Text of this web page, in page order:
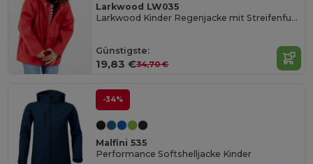
Larkwood LW035
Larkwood Kinder Regenjacke mit Streifenfutter
Günstigste:
19,83 €34,70 €
-34%
Malfini 535
Performance Softshelljacke Kinder